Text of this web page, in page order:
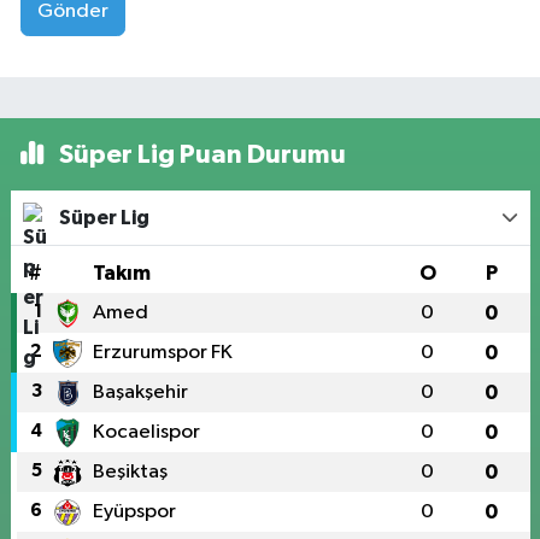
Gönder
Süper Lig Puan Durumu
Süper Lig
# Takım O P
1 Amed 0 0
2 Erzurumspor FK 0 0
3 Başakşehir 0 0
4 Kocaelispor 0 0
5 Beşiktaş 0 0
6 Eyüpspor 0 0